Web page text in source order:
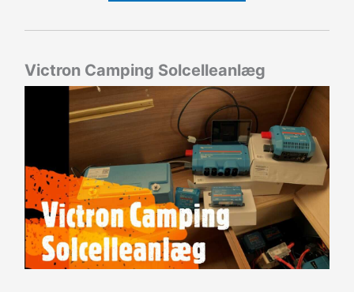
Victron Camping Solcelleanlæg